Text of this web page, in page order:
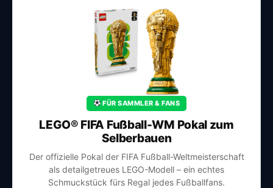
FÜR SAMMLER & FANS
LEGO® FIFA Fußball-WM Pokal zum
Selberbauen
Der offizielle Pokal der FIFA Fußball-Weltmeisterschaft
als detailgetreues LEGO-Modell – ein echtes
Schmuckstück fürs Regal jedes Fußballfans.